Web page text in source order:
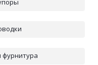
фурнитура